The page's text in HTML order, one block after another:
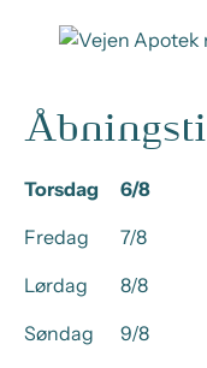
Torsdag 6/8
Fredag
7/8
Lørdag
8/8
Søndag
9/8